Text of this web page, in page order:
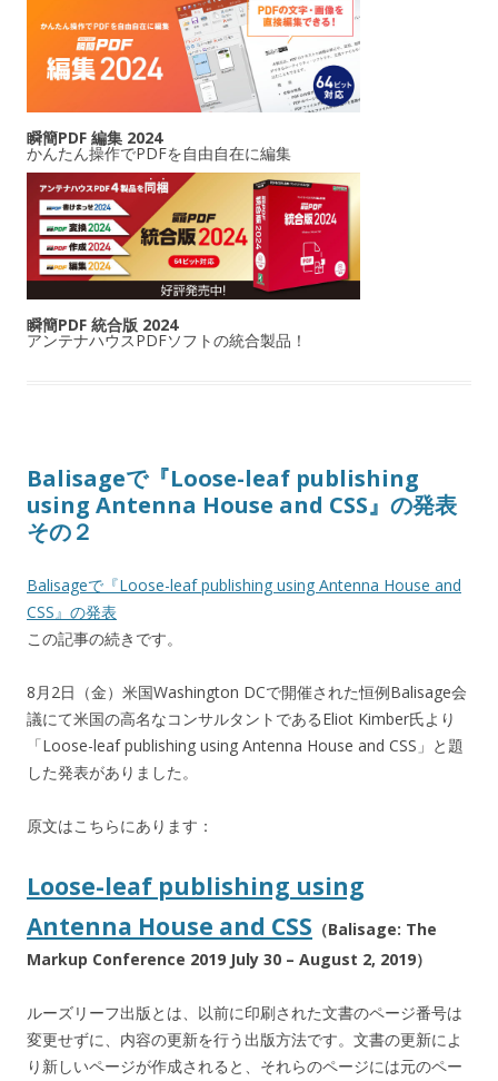
瞬簡PDF 編集 2024
かんたん操作でPDFを自由自在に編集
瞬簡PDF 統合版 2024
アンテナハウスPDFソフトの統合製品！
Balisageで『Loose-leaf publishing
using Antenna House and CSS』の発表
その２
Balisageで『Loose-leaf publishing using Antenna House and
CSS』の発表
この記事の続きです。
8月2日（金）米国Washington DCで開催された恒例Balisage会
議にて米国の高名なコンサルタントであるEliot Kimber氏より
「Loose-leaf publishing using Antenna House and CSS」と題
した発表がありました。
原文はこちらにあります：
Loose-leaf publishing using
Antenna House and CSS （Balisage: The
Markup Conference 2019 July 30 – August 2, 2019）
ルーズリーフ出版とは、以前に印刷された文書のページ番号は
変更せずに、内容の更新を行う出版方法です。文書の更新によ
り新しいページが作成されると、それらのページには元のペー